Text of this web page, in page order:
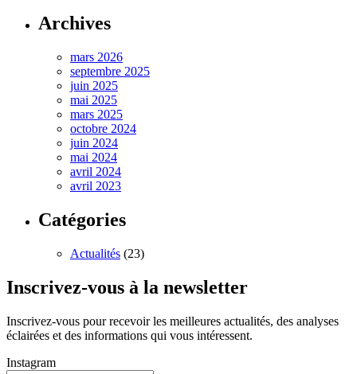
Archives
mars 2026
septembre 2025
juin 2025
mai 2025
mars 2025
octobre 2024
juin 2024
mai 2024
avril 2024
avril 2023
Catégories
Actualités (23)
Inscrivez-vous à la newsletter
Inscrivez-vous pour recevoir les meilleures actualités, des analyses
éclairées et des informations qui vous intéressent.
Instagram